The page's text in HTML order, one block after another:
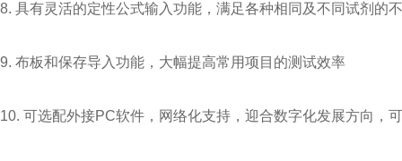
8. 具有灵活的定性公式输入功能，满足各种相同及不同试剂的
9. 布板和保存导入功能，大幅提高常用项目的测试效率
10. 可选配外接PC软件，网络化支持，迎合数字化发展方向，